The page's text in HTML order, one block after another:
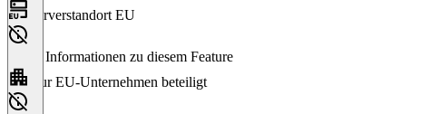
Serverstandort EU
Keine Informationen zu diesem Feature
Nur EU-Unternehmen beteiligt